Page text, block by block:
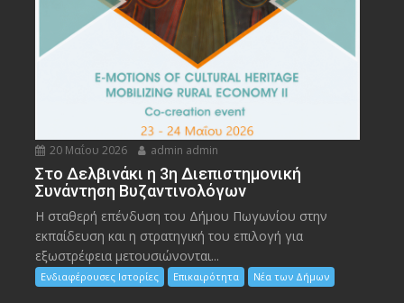
20 Μαΐου 2026 admin admin
Στο Δελβινάκι η 3η Διεπιστημονική
Συνάντηση Βυζαντινολόγων
Η σταθερή επένδυση του Δήμου Πωγωνίου στην
εκπαίδευση και η στρατηγική του επιλογή για
εξωστρέφεια μετουσιώνονται...
Ενδιαφέρουσες Ιστορίες Επικαιρότητα Νέα των Δήμων